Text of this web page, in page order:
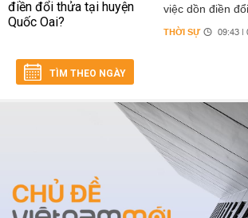
việc dồn điền
THỜI SỰ 09:43 |
TÌM THEO NGÀY